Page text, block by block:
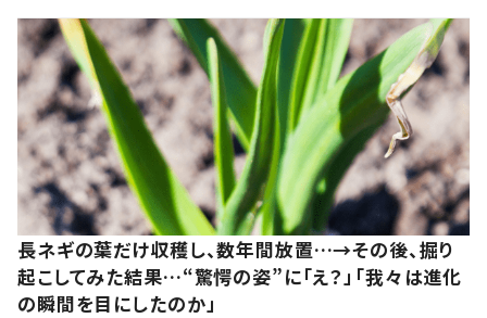
長ネギの葉だけ収穫し、数年間放置…→その後、掘り
起こしてみた結果…“驚愕の姿”に「え？」「我々は進化
の瞬間を目にしたのか」